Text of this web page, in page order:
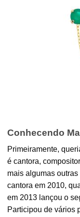
Conhecendo
Primeiramente,
é cantora,
mais algumas
cantora em 2010,
em 2013 lançou o
Participou de vários